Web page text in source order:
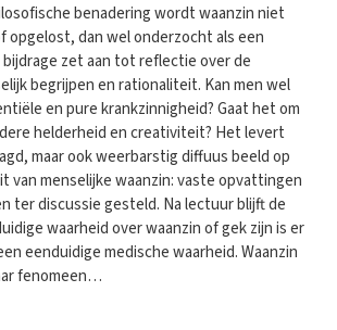
benadering wordt waanzin niet
opgelost, dan wel onderzocht als een
zet aan tot reflectie over de
begrijpen en rationaliteit. Kan men wel
en pure krankzinnigheid? Gaat het om
helderheid en creativiteit? Het levert
maar ook weerbarstig diffuus beeld op
van menselijke waanzin: vaste opvattingen
ter discussie gesteld. Na lectuur blijft de
waarheid over waanzin of gek zijn is er
eenduidige medische waarheid. Waanzin
fenomeen…